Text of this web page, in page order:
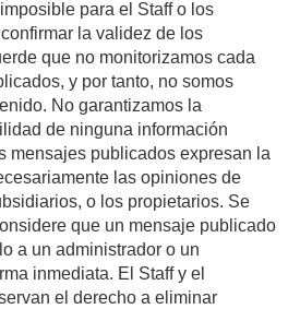
para el Staff o los
la validez de los
que no monitorizamos cada
y por tanto, no somos
No garantizamos la
de ninguna información
mensajes publicados expresan la
las opiniones de
o los propietarios. Se
que un mensaje publicado
a un administrador o un
inmediata. El Staff y el
el derecho a eliminar